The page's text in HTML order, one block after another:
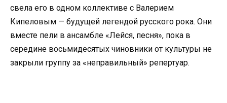
свела его в одном коллективе с Валерием
Кипеловым — будущей легендой русского рока. Они
вместе пели в ансамбле «Лейся, песня», пока в
середине восьмидесятых чиновники от культуры не
закрыли группу за «неправильный» репертуар.